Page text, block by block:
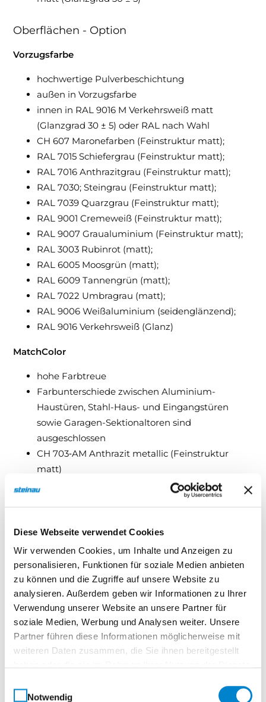
Diese Webseite verwendet Cookies
Wir verwenden Cookies, um Inhalte und Anzeigen zu
personalisieren, Funktionen für soziale Medien anbieten
zu können und die Zugriffe auf unsere Website zu
analysieren. Außerdem geben wir Informationen zu Ihrer
Verwendung unserer Website an unsere Partner für
soziale Medien, Werbung und Analysen weiter. Unsere
Partner führen diese Informationen möglicherweise mit
weiteren Daten zusammen, die Sie ihnen bereitgestellt
Notwendig
Oberflächen - Option
Vorzugsfarbe
hochwertige Pulverbeschichtung
außen in Vorzugsfarbe
innen in RAL 9016 M Verkehrsweiß matt
(Glanzgrad 30 ± 5) oder RAL nach Wahl
CH 607 Maronefarben (Feinstruktur matt);
RAL 7015 Schiefergrau (Feinstruktur matt);
RAL 7016 Anthrazitgrau (Feinstruktur matt);
RAL 7030; Steingrau (Feinstruktur matt);
RAL 7039 Quarzgrau (Feinstruktur matt);
RAL 9001 Cremeweiß (Feinstruktur matt);
RAL 9007 Graualuminium (Feinstruktur matt);
RAL 3003 Rubinrot (matt);
RAL 6005 Moosgrün (matt);
RAL 6009 Tannengrün (matt);
RAL 7022 Umbragrau (matt);
RAL 9006 Weißaluminium (seidenglänzend);
RAL 9016 Verkehrsweiß (Glanz)
MatchColor
hohe Farbtreue
Farbunterschiede zwischen Aluminium-
Haustüren, Stahl-Haus- und Eingangstüren
sowie Garagen-Sektionaltoren sind
ausgeschlossen
CH 703‑AM Anthrazit metallic (Feinstruktur
matt)
RAL 9005 Tiefschwarz (Feinstruktur matt)
RAL 7016 Anthrazitgrau (matt)
RAL 7030 Steingrau (matt)
RAL 7035 Lichtgrau (matt)
RAL 7039 Quartzgrau (matt)
RAL 7040 Fenstergrau (matt)
RAL 8028 Terrabraun (matt)
MatchDecor (nur auf der Aussenseite möglich!)
Rusty Patina
Zement hell